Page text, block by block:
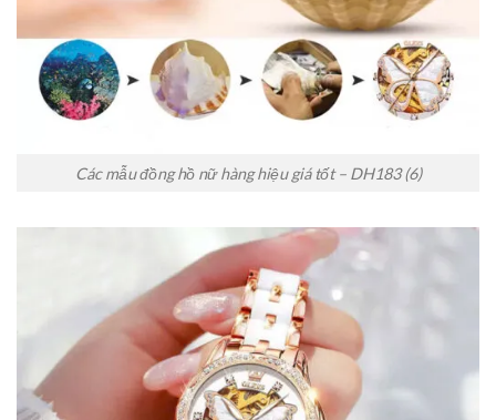
Các mẫu đồng hồ nữ hàng hiệu giá tốt – DH183 (6)